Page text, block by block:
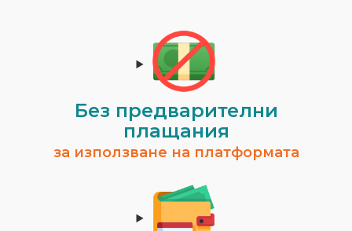
Без предварителни
плащания
за използване на платформата